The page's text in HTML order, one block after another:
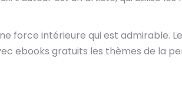
force intérieure qui est admirable.
ebooks gratuits les thèmes de la